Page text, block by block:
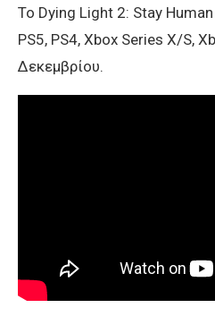
To Dying Light 2: Stay
PS5, PS4, Xbox Series X/S,
Δεκεμβρίου.